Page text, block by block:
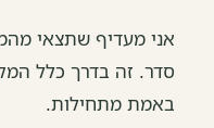
אני מעדיף שתצאי
סדר. זה בדרך כלל
באמת מתחילות.